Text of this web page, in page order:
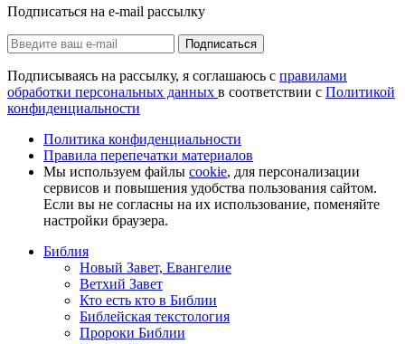
Подписаться на e-mail рассылку
Подписаться
Подписываясь на рассылку, я соглашаюсь с правилами
обработки персональных данных в соответствии с Политикой
конфиденциальности
Политика конфиденциальности
Правила перепечатки материалов
Мы используем файлы cookie, для персонализации
сервисов и повышения удобства пользования сайтом.
Если вы не согласны на их использование, поменяйте
настройки браузера.
Библия
Новый Завет, Евангелие
Ветхий Завет
Кто есть кто в Библии
Библейская текстология
Пророки Библии